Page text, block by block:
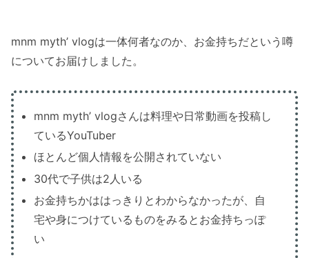
mnm myth’ vlogは一体何者なのか、お金持ちだという噂
についてお届けしました。
mnm myth’ vlogさんは料理や日常動画を投稿し
ているYouTuber
ほとんど個人情報を公開されていない
30代で子供は2人いる
お金持ちかははっきりとわからなかったが、自
宅や身につけているものをみるとお金持ちっぽ
い